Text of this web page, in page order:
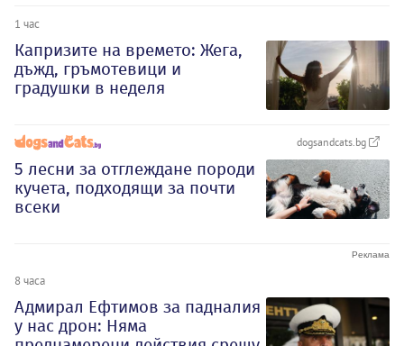
1 час
Капризите на времето: Жега,
дъжд, гръмотевици и
градушки в неделя
dogsandcats.bg
5 лесни за отглеждане породи
кучета, подходящи за почти
всеки
8 часа
Адмирал Ефтимов за падналия
у нас дрон: Няма